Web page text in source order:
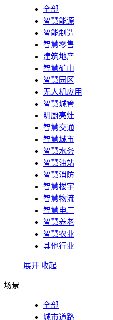
全部
智慧能源
智能制造
智慧零售
建筑地产
智慧矿山
智慧园区
无人机应用
智慧城管
明厨亮灶
智慧交通
智慧城市
智慧水务
智慧油站
智慧消防
智慧楼宇
智慧物流
智慧电厂
智慧养老
智慧农业
其他行业
展开 收起
场景
全部
城市道路